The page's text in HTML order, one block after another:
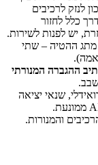
לנזק לרכיבים
כלל לחזור
ההטיה – שתי
ההגברה המנורתי
שנאי יציאה
והמנורות.